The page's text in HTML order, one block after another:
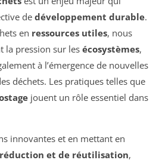
de développement durable.
en ressources utiles, nous
la pression sur les écosystèmes,
à l’émergence de nouvelles
déchets. Les pratiques telles que
jouent un rôle essentiel dans
innovantes et en mettant en
réduction et de réutilisation,